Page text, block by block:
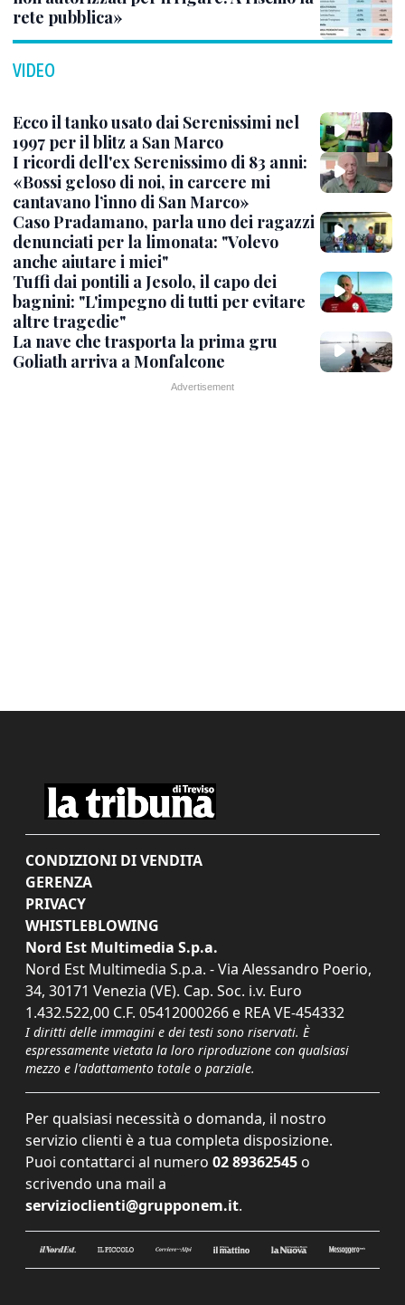
rete pubblica»
VIDEO
Ecco il tanko usato dai Serenissimi nel
1997 per il blitz a San Marco
I ricordi dell'ex Serenissimo di 83 anni:
«Bossi geloso di noi, in carcere mi
cantavano l’inno di San Marco»
Caso Pradamano, parla uno dei ragazzi
denunciati per la limonata: "Volevo
anche aiutare i miei"
Tuffi dai pontili a Jesolo, il capo dei
bagnini: "L'impegno di tutti per evitare
altre tragedie"
La nave che trasporta la prima gru
Goliath arriva a Monfalcone
CONDIZIONI DI VENDITA
GERENZA
PRIVACY
WHISTLEBLOWING
Nord Est Multimedia S.p.a.
Nord Est Multimedia S.p.a. - Via Alessandro Poerio,
34, 30171 Venezia (VE). Cap. Soc. i.v. Euro
1.432.522,00 C.F. 05412000266 e REA VE-454332
I diritti delle immagini e dei testi sono riservati. È
espressamente vietata la loro riproduzione con qualsiasi
mezzo e l'adattamento totale o parziale.
Per qualsiasi necessità o domanda, il nostro
servizio clienti è a tua completa disposizione.
Puoi contattarci al numero 02 89362545 o
scrivendo una mail a
servizioclienti@grupponem.it.